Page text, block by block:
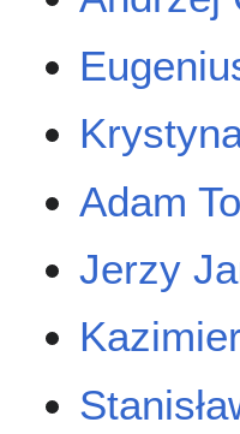
Adam
Jerzy